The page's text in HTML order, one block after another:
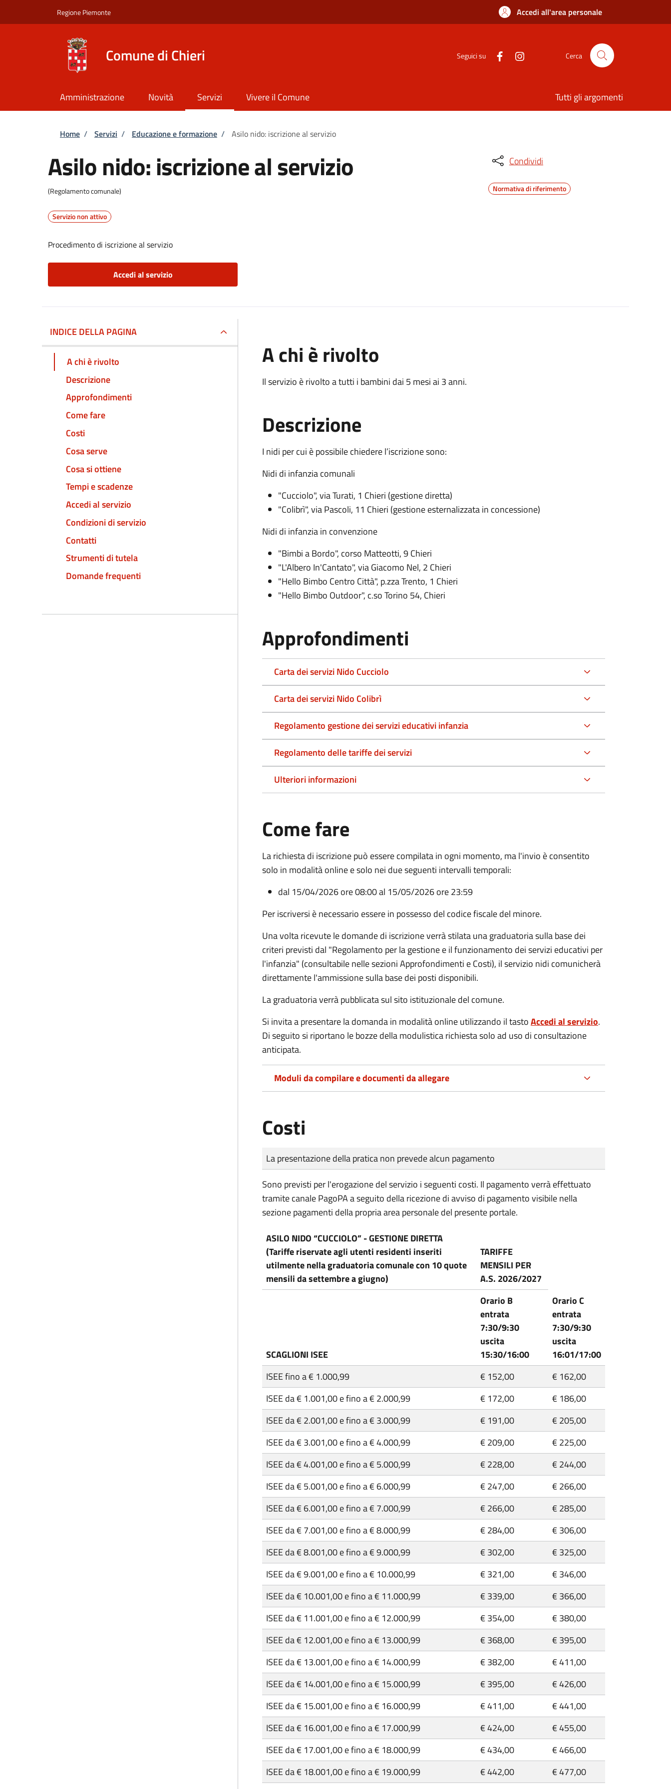
Regione Piemonte Accedi all'area personale
Comune di Chieri Seguici su Cerca
Amministrazione Novità Servizi Vivere il Comune Tutti gli argomenti
Briciole di pane
Home / Servizi / Educazione e formazione / Asilo nido: iscrizione al servizio
Asilo nido: iscrizione al servizio
(Regolamento comunale)
Servizio non attivo
Procedimento di iscrizione al servizio
Accedi al servizio
Condividi
Normativa di riferimento
INDICE DELLA PAGINA
A chi è rivolto
Descrizione
Approfondimenti
Come fare
Costi
Cosa serve
Cosa si ottiene
Tempi e scadenze
Accedi al servizio
Condizioni di servizio
Contatti
Strumenti di tutela
Domande frequenti
A chi è rivolto
Il servizio è rivolto a tutti i bambini dai 5 mesi ai 3 anni.
Descrizione
I nidi per cui è possibile chiedere l’iscrizione sono:
Nidi di infanzia comunali
"Cucciolo", via Turati, 1 Chieri (gestione diretta)
"Colibrì", via Pascoli, 11 Chieri (gestione esternalizzata in concessione)
Nidi di infanzia in convenzione
"Bimbi a Bordo", corso Matteotti, 9 Chieri
"L'Albero In'Cantato", via Giacomo Nel, 2 Chieri
"Hello Bimbo Centro Città", p.zza Trento, 1 Chieri
"Hello Bimbo Outdoor", c.so Torino 54, Chieri
Approfondimenti
Carta dei servizi Nido Cucciolo
Carta dei servizi Nido Colibrì
Regolamento gestione dei servizi educativi infanzia
Regolamento delle tariffe dei servizi
Ulteriori informazioni
Come fare
La richiesta di iscrizione può essere compilata in ogni momento, ma l'invio è consentito
solo in modalità online e solo nei due seguenti intervalli temporali:
dal 15/04/2026 ore 08:00 al 15/05/2026 ore 23:59
Per iscriversi è necessario essere in possesso del codice fiscale del minore.
Una volta ricevute le domande di iscrizione verrà stilata una graduatoria sulla base dei
criteri previsti dal "Regolamento per la gestione e il funzionamento dei servizi educativi per
l'infanzia" (consultabile nelle sezioni Approfondimenti e Costi), il servizio nidi comunicherà
direttamente l'ammissione sulla base dei posti disponibili.
La graduatoria verrà pubblicata sul sito istituzionale del comune.
Si invita a presentare la domanda in modalità online utilizzando il tastoAccedi al servizio.
Di seguito si riportano le bozze della modulistica richiesta solo ad uso di consultazione
anticipata.
Moduli da compilare e documenti da allegare
Costi
Tipo di pagamento
Importo
La presentazione della pratica non prevede alcun pagamento
Sono previsti per l'erogazione del servizio i seguenti costi. Il pagamento verrà effettuato
tramite canale PagoPA a seguito della ricezione di avviso di pagamento visibile nella
sezione pagamenti della propria area personale del presente portale.
ASILO NIDO “CUCCIOLO” - GESTIONE DIRETTA
(Tariffe riservate agli utenti residenti inseriti
utilmente nella graduatoria comunale con 10 quote
mensili da settembre a giugno)
TARIFFE
MENSILI PER
A.S. 2026/2027
SCAGLIONI ISEE
Orario B
entrata
7:30/9:30
uscita
15:30/16:00
Orario C
entrata
7:30/9:30
uscita
16:01/17:00
ISEE fino a € 1.000,99
€ 152,00
€ 162,00
ISEE da € 1.001,00 e fino a € 2.000,99
€ 172,00
€ 186,00
ISEE da € 2.001,00 e fino a € 3.000,99
€ 191,00
€ 205,00
ISEE da € 3.001,00 e fino a € 4.000,99
€ 209,00
€ 225,00
ISEE da € 4.001,00 e fino a € 5.000,99
€ 228,00
€ 244,00
ISEE da € 5.001,00 e fino a € 6.000,99
€ 247,00
€ 266,00
ISEE da € 6.001,00 e fino a € 7.000,99
€ 266,00
€ 285,00
ISEE da € 7.001,00 e fino a € 8.000,99
€ 284,00
€ 306,00
ISEE da € 8.001,00 e fino a € 9.000,99
€ 302,00
€ 325,00
ISEE da € 9.001,00 e fino a € 10.000,99
€ 321,00
€ 346,00
ISEE da € 10.001,00 e fino a € 11.000,99
€ 339,00
€ 366,00
ISEE da € 11.001,00 e fino a € 12.000,99
€ 354,00
€ 380,00
ISEE da € 12.001,00 e fino a € 13.000,99
€ 368,00
€ 395,00
ISEE da € 13.001,00 e fino a € 14.000,99
€ 382,00
€ 411,00
ISEE da € 14.001,00 e fino a € 15.000,99
€ 395,00
€ 426,00
ISEE da € 15.001,00 e fino a € 16.000,99
€ 411,00
€ 441,00
ISEE da € 16.001,00 e fino a € 17.000,99
€ 424,00
€ 455,00
ISEE da € 17.001,00 e fino a € 18.000,99
€ 434,00
€ 466,00
ISEE da € 18.001,00 e fino a € 19.000,99
€ 442,00
€ 477,00